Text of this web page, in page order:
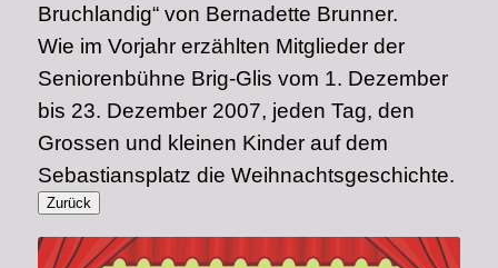
Bruchlandig“ von Bernadette Brunner.
Wie im Vorjahr erzählten Mitglieder der
Seniorenbühne Brig-Glis vom 1. Dezember
bis 23. Dezember 2007, jeden Tag, den
Grossen und kleinen Kinder auf dem
Sebastiansplatz die Weihnachtsgeschichte.